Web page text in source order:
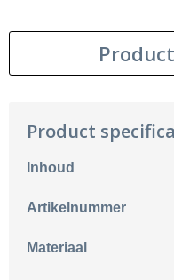
Product
Inhoud
Artikelnummer
Materiaal